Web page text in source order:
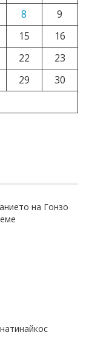
8
9
15
16
22
23
29
30
на Гонзо